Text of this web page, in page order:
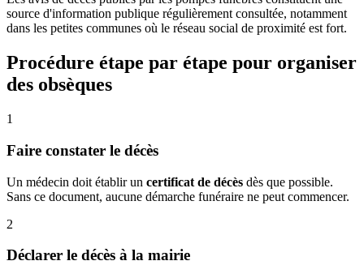
source d'information publique régulièrement consultée, notamment
dans les petites communes où le réseau social de proximité est fort.
Procédure étape par étape pour organiser
des obsèques
1
Faire constater le décès
Un médecin doit établir un certificat de décès dès que possible.
Sans ce document, aucune démarche funéraire ne peut commencer.
2
Déclarer le décès à la mairie